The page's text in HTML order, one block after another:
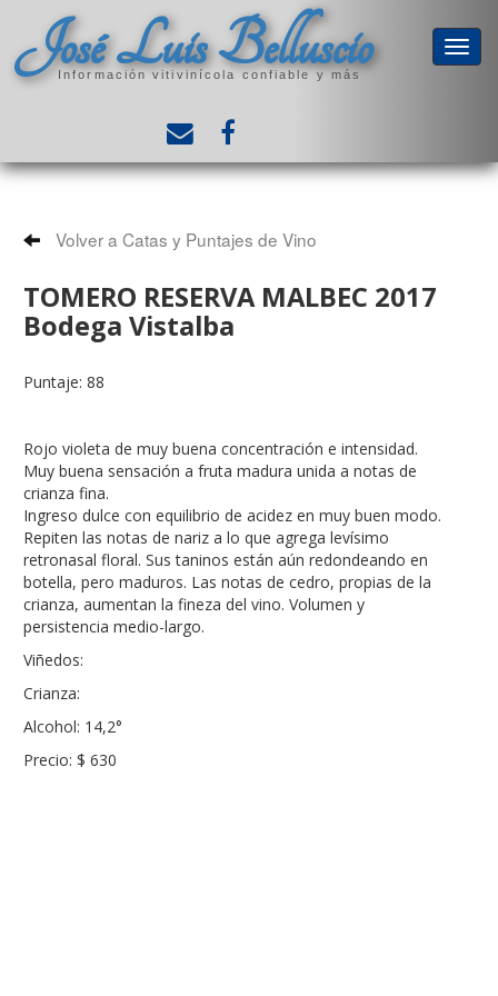
José Luis Belluscio
Información vitivinícola confiable y más
Volver a Catas y Puntajes de Vino
TOMERO RESERVA MALBEC 2017
Bodega Vistalba
Puntaje: 88
Rojo violeta de muy buena concentración e intensidad.
Muy buena sensación a fruta madura unida a notas de
crianza fina.
Ingreso dulce con equilibrio de acidez en muy buen modo.
Repiten las notas de nariz a lo que agrega levísimo
retronasal floral. Sus taninos están aún redondeando en
botella, pero maduros. Las notas de cedro, propias de la
crianza, aumentan la fineza del vino. Volumen y
persistencia medio-largo.
Viñedos:
Crianza:
Alcohol: 14,2°
Precio: $ 630